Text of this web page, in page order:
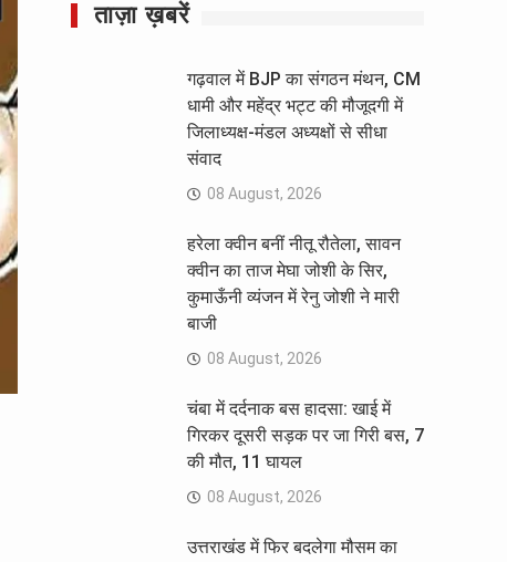
ताज़ा ख़बरें
गढ़वाल में BJP का संगठन मंथन, CM
धामी और महेंद्र भट्ट की मौजूदगी में
जिलाध्यक्ष-मंडल अध्यक्षों से सीधा
संवाद
08 August, 2026
हरेला क्वीन बनीं नीतू रौतेला, सावन
क्वीन का ताज मेघा जोशी के सिर,
कुमाऊँनी व्यंजन में रेनु जोशी ने मारी
बाजी
08 August, 2026
चंबा में दर्दनाक बस हादसा: खाई में
गिरकर दूसरी सड़क पर जा गिरी बस, 7
की मौत, 11 घायल
08 August, 2026
उत्तराखंड में फिर बदलेगा मौसम का